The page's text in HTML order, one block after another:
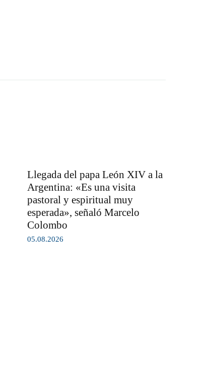
Llegada del papa León XIV a la
Argentina: «Es una visita
pastoral y espiritual muy
esperada», señaló Marcelo
Colombo
05.08.2026